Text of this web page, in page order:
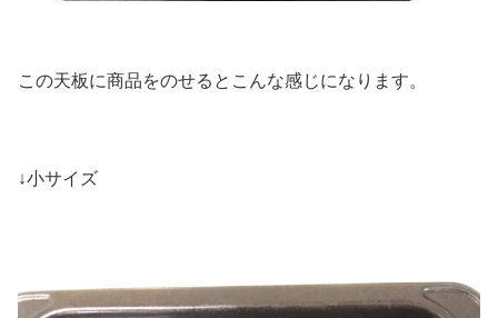
この天板に商品をのせるとこんな感じになります。
↓小サイズ